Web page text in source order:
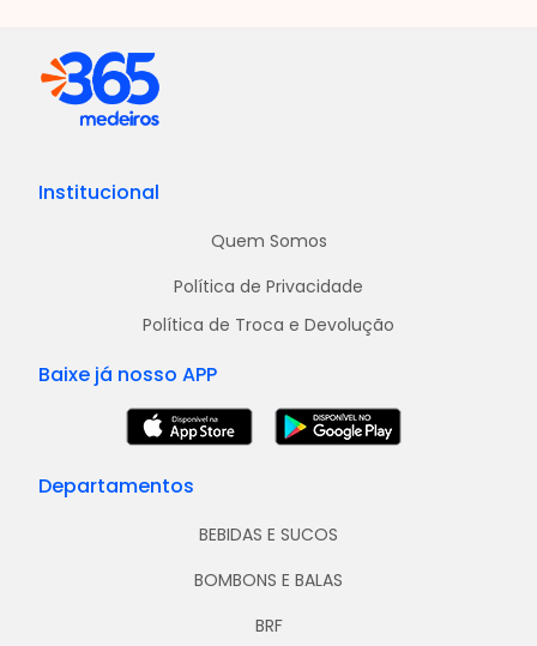
Institucional
Quem Somos
Política de Privacidade
Política de Troca e Devolução
Baixe já nosso APP
Departamentos
BEBIDAS E SUCOS
BOMBONS E BALAS
BRF